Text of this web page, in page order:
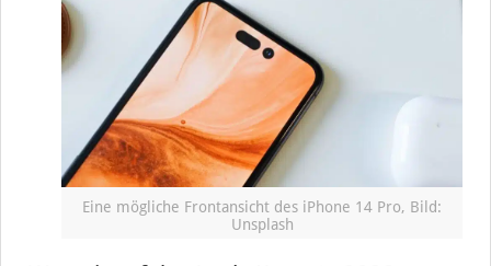
Eine mögliche Frontansicht des iPhone 14 Pro, Bild:
Unsplash